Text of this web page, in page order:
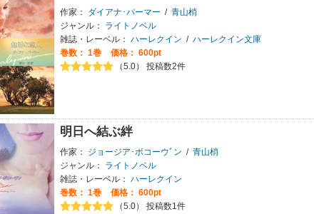
作家： ダイアナ･パーマー / 青山梢
ジャンル：
ライトノベル
雑誌・レーベル： ハーレクイン / ハーレクイン文庫
巻数： 1巻
価格： 600pt
（5.0） 投稿数2件
明日へ結ぶ絆
作家： ジョージア･ボコーウﾞン / 青山梢
ジャンル：
ライトノベル
雑誌・レーベル： ハーレクイン
巻数： 1巻
価格： 600pt
（5.0） 投稿数1件